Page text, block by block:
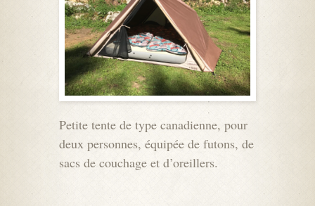
Petite tente de type canadienne, pour
deux personnes, équipée de futons, de
sacs de couchage et d’oreillers.